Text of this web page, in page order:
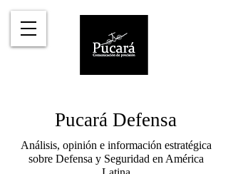
Pucará Defensa
Análisis, opinión e información estratégica
sobre Defensa y Seguridad en América